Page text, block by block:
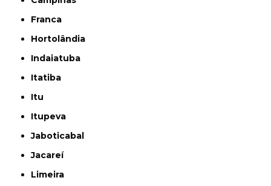
Franca
Hortolândia
Indaiatuba
Itatiba
Itu
Itupeva
Jaboticabal
Jacareí
Limeira